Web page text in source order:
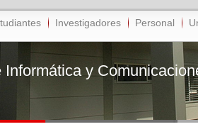
Investigadores Personal
Informática y